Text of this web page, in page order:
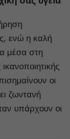
ενώ η καλή
μέσα στη
οι
ζωντανή
υπάρχουν οι